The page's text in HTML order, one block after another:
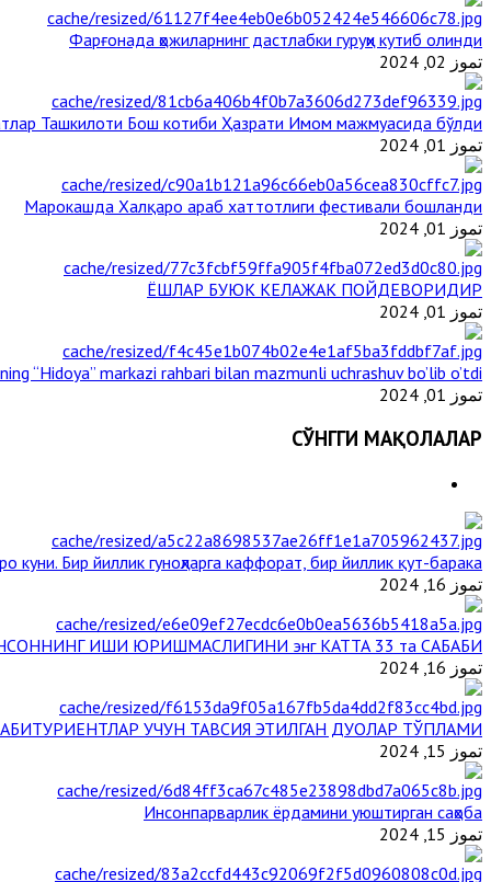
Фарғонада ҳожиларнинг дастлабки гуруҳи кутиб олинди
تموز 02, 2024
Ташкилоти Бош котиби Ҳазрати Имом мажмуасида бўлди
تموز 01, 2024
Марокашда Халқаро араб хаттотлиги фестивали бошланди
تموز 01, 2024
ЁШЛАР БУЮК КЕЛАЖАК ПОЙДЕВОРИДИР
تموز 01, 2024
“Hidoya” markazi rahbari bilan mazmunli uchrashuv bo’lib o’tdi
تموز 01, 2024
СЎНГГИ МАҚОЛАЛАР
куни. Бир йиллик гуноҳларга каффорат, бир йиллик қут-барака
تموز 16, 2024
ИШИ ЮРИШМАСЛИГИНИ энг КАТТА 33 та САБАБИ
تموز 16, 2024
АБИТУРИЕНТЛАР УЧУН ТАВСИЯ ЭТИЛГАН ДУОЛАР ТЎПЛАМИ
تموز 15, 2024
Инсонпарварлик ёрдамини уюштирган саҳоба
تموز 15, 2024